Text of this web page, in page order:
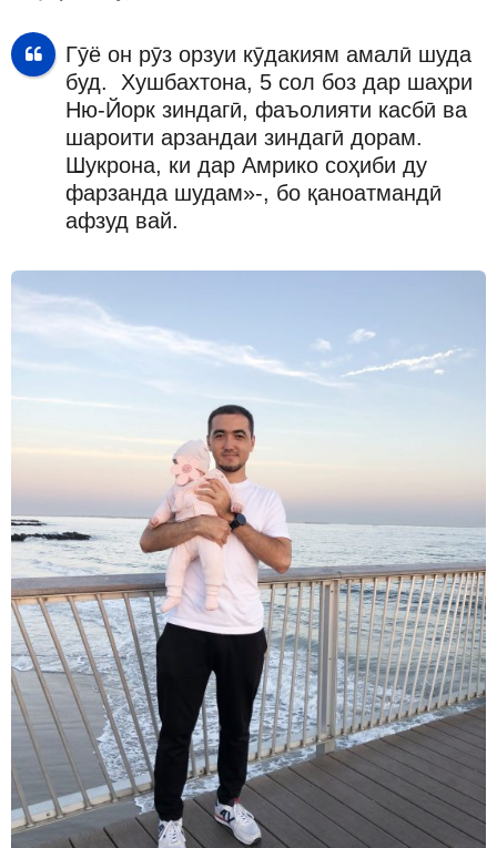
Гӯё он рӯз орзуи кӯдакиям амалӣ шуда
буд. Хушбахтона, 5 сол боз дар шаҳри
Ню-Йорк зиндагӣ, фаъолияти касбӣ ва
шароити арзандаи зиндагӣ дорам.
Шукрона, ки дар Амрико соҳиби ду
фарзанда шудам»-, бо қаноатмандӣ
афзуд вай.